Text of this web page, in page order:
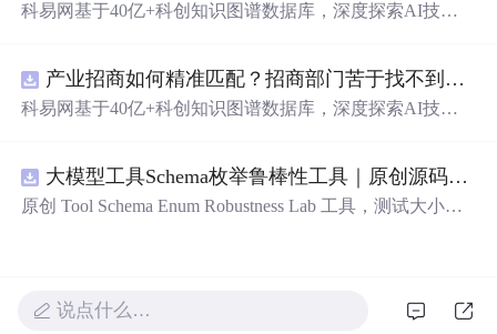
科易网基于40亿+科创知识图谱数据库，深度探索AI技术
新领域的AI+数智化解决方案，推动科技创新与产业创新
智能化发展。
产业招商如何精准匹配？招商部门苦于找不到符合产业链补链强链方向的目标企业怎么办？.docx
科易网基于40亿+科创知识图谱数据库，深度探索AI技术
新领域的AI+数智化解决方案，推动科技创新与产业创新
智能化发展。
大模型工具Schema枚举鲁棒性工具｜原创源码+测试+离线报告
原创 Tool Schema Enum Robustness Lab 工具，测试大小
真实运行效果图、README、运行说明、功能清单、MIT
License 及原创与授权声明。运行时零第三方依赖，不包含
说点什么…